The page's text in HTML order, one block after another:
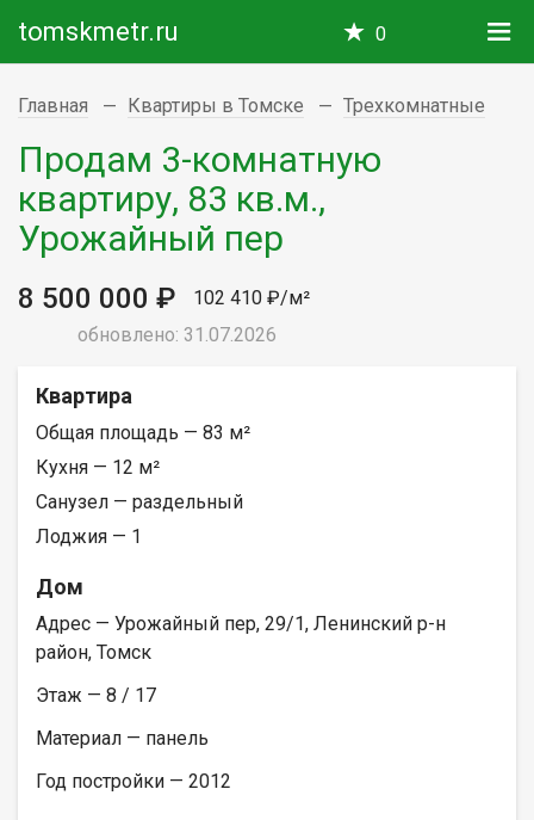
tomskmetr.ru 0
Главная Квартиры в Томске Трехкомнатные
Продам 3-комнатную
квартиру, 83 кв.м.,
Урожайный пер
8 500 000 ₽
102 410 ₽/м²
обновлено: 31.07.2026
Квартира
Общая площадь — 83 м²
Кухня — 12 м²
Санузел — раздельный
Лоджия — 1
Дом
Адрес — Урожайный пер, 29/1, Ленинский р-н
район, Томск
Этаж — 8 / 17
Материал — панель
Год постройки — 2012